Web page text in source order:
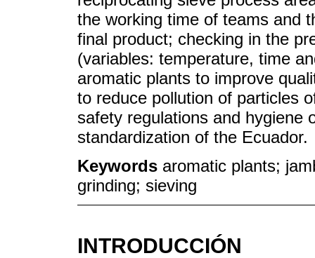
the working time of teams and
final product; checking in the
(variables: temperature, time
aromatic plants to improve
to reduce pollution of particles
safety regulations and hygiene
standardization of the Ecuador.
Keywords aromatic plants;
grinding; sieving
INTRODUCCIÓN